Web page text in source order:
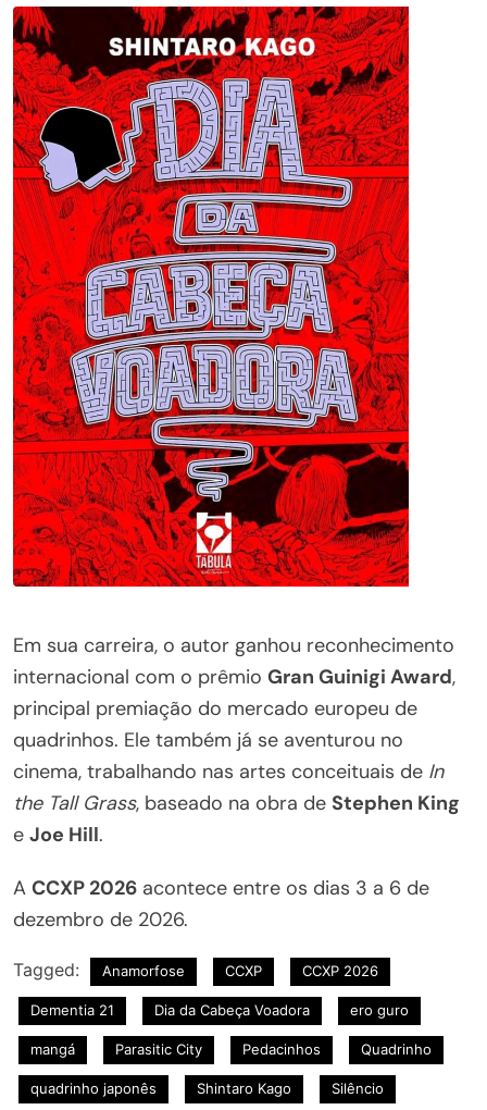
Em sua carreira, o autor ganhou reconhecimento
internacional com o prêmio Gran Guinigi Award,
principal premiação do mercado europeu de
quadrinhos. Ele também já se aventurou no
cinema, trabalhando nas artes conceituais de In
the Tall Grass, baseado na obra de Stephen King
e Joe Hill.
A CCXP 2026 acontece entre os dias 3 a 6 de
dezembro de 2026.
Tagged: Anamorfose CCXP CCXP 2026
Dementia 21 Dia da Cabeça Voadora ero guro
mangá Parasitic City Pedacinhos Quadrinho
quadrinho japonês Shintaro Kago Silêncio